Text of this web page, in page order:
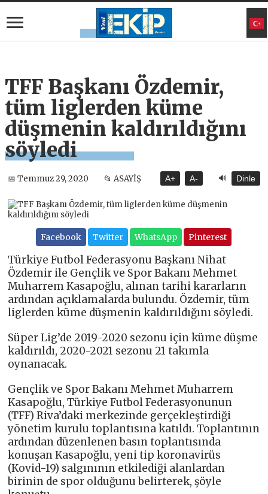
TFF Başkanı Özdemir,
tüm liglerden küme
düşmenin kaldırıldığını
söyledi
📅 Temmuz 29, 2020 📂 ASAYİŞ A+ A- 🔊 Dinle
Facebook Twitter WhatsApp Pinterest
Türkiye Futbol Federasyonu Başkanı Nihat
Özdemir ile Gençlik ve Spor Bakanı Mehmet
Muharrem Kasapoğlu, alınan tarihi kararların
ardından açıklamalarda bulundu. Özdemir, tüm
liglerden küme düşmenin kaldırıldığını söyledi.
Süper Lig’de 2019-2020 sezonu için küme düşme
kaldırıldı, 2020-2021 sezonu 21 takımla
oynanacak.
Gençlik ve Spor Bakanı Mehmet Muharrem
Kasapoğlu, Türkiye Futbol Federasyonunun
(TFF) Riva’daki merkezinde gerçekleştirdiği
yönetim kurulu toplantısına katıldı. Toplantının
ardından düzenlenen basın toplantısında
konuşan Kasapoğlu, yeni tip koronavirüs
(Kovid-19) salgınının etkilediği alanlardan
birinin de spor olduğunu belirterek, şöyle